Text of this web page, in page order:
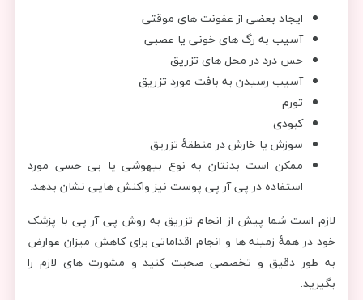
ایجاد بعضی از عفونت های موقتی
آسیب به رگ های خونی یا عصبی
حس درد در محل های تزریق
آسیب رسیدن به بافت مورد تزریق
تورم
کبودی
سوزش یا خارش در منطقۀ تزریق
ممکن است بدنتان به نوع بیهوشی یا بی حسی مورد
استفاده در پی آر پی پوست نیز واکنش هایی نشان بدهد.
لازم است شما پیش از انجام تزریق به روش پی آر پی با پزشک
خود در همۀ زمینه ها و انجام اقداماتی برای کاهش میزان عوارض
به طور دقیق و تخصصی صحبت کنید و مشورت های لازم را
بگیرید.